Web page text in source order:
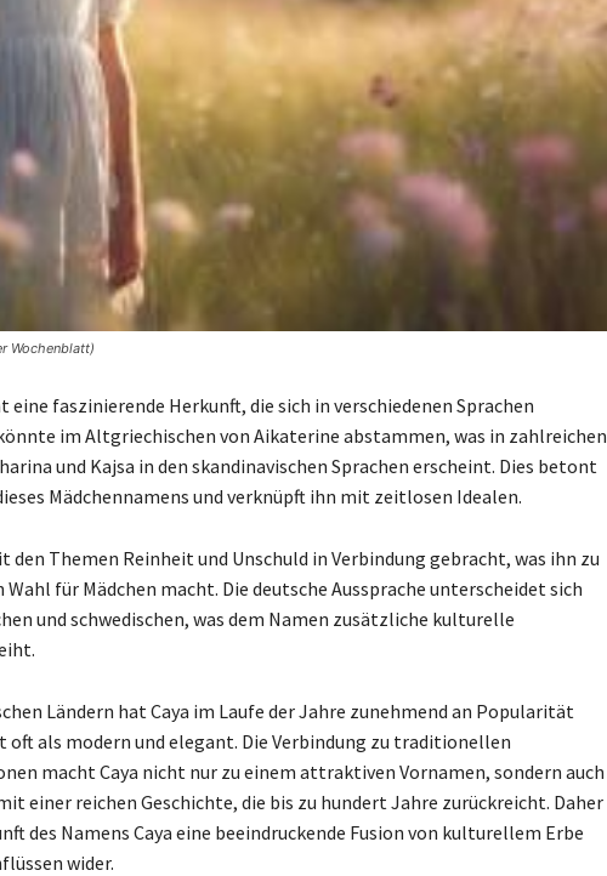
Wochenblatt)
eine faszinierende Herkunft, die sich in verschiedenen Sprachen
im Altgriechischen von Aikaterine abstammen, was in zahlreichen
und Kajsa in den skandinavischen Sprachen erscheint. Dies betont
Mädchennamens und verknüpft ihn mit zeitlosen Idealen.
den Themen Reinheit und Unschuld in Verbindung gebracht, was ihn zu
für Mädchen macht. Die deutsche Aussprache unterscheidet sich
und schwedischen, was dem Namen zusätzliche kulturelle
Ländern hat Caya im Laufe der Jahre zunehmend an Popularität
oft als modern und elegant. Die Verbindung zu traditionellen
macht Caya nicht nur zu einem attraktiven Vornamen, sondern auch
einer reichen Geschichte, die bis zu hundert Jahre zurückreicht. Daher
des Namens Caya eine beeindruckende Fusion von kulturellem Erbe
wider.